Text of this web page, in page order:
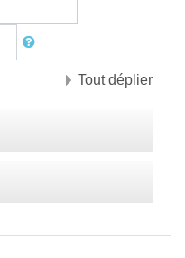
Tout déplier